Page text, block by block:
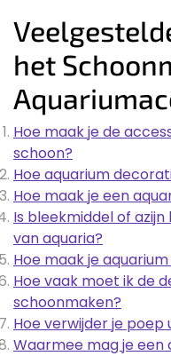
het
Hoe maak je de
schoon?
Hoe aquarium
Hoe maak je een
Is bleekmiddel of
van aquaria?
Hoe maak je
Hoe vaak moet ik de
schoonmaken?
Hoe verwijder je poep
Waarmee mag je een